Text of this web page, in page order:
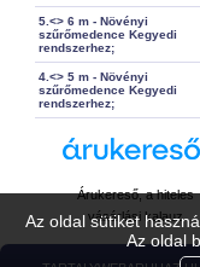
Az oldal sütiket
Az oldal
5.<> 6 m - Növényi
szűrőmedence Kegyedi
rendszerhez;
4.<> 5 m - Növényi
szűrőmedence Kegyedi
rendszerhez;
Árukereső, a hiteles
vásárlási kalauz